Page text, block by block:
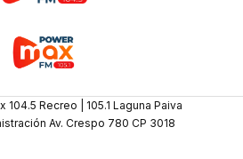
Recreo | 105.1 Laguna Paiva
Av. Crespo 780 CP 3018